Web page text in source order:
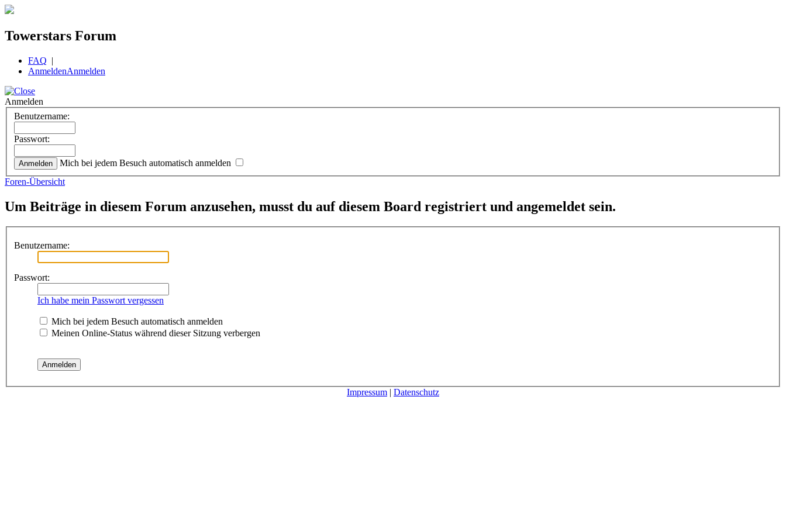
Towerstars Forum
FAQ |
AnmeldenAnmelden
Anmelden
Benutzername:
Passwort:
Mich bei jedem Besuch automatisch anmelden
Foren-Übersicht
Um Beiträge in diesem Forum anzusehen, musst du auf diesem Board registriert und angemeldet sein.
Benutzername:
Passwort:
Ich habe mein Passwort vergessen
Mich bei jedem Besuch automatisch anmelden
Meinen Online-Status während dieser Sitzung verbergen
Impressum | Datenschutz